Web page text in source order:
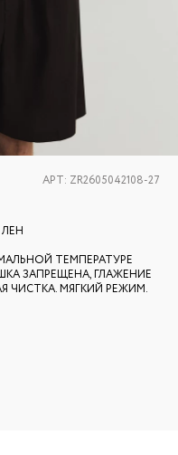
АРТ: ZR2605042108-27
ТЕМПЕРАТУРЕ
ЗАПРЕЩЕНА, ГЛАЖЕНИЕ
ЧИСТКА. МЯГКИЙ РЕЖИМ.